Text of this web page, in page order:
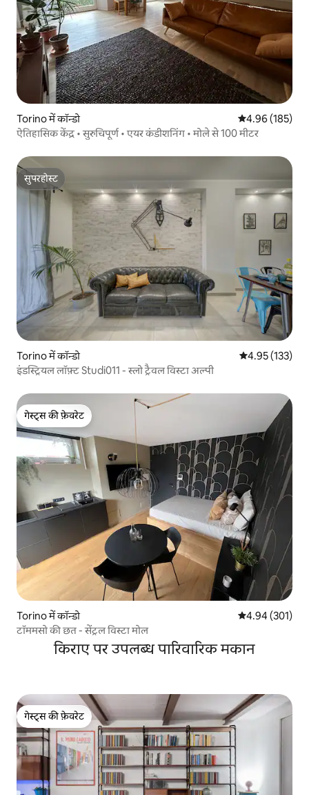
Torino में कॉन्डो औसत रेटिंग 5 में से
4.96 (185)
ऐतिहासिक केंद्र • सुरुचिपूर्ण • एयर कंडीशनिंग • मोले से 100 मीटर
सुपरहोस्ट
सुपरहोस्ट
Torino में कॉन्डो औसत रेटिंग 5 में से
4.95 (133)
इंडस्ट्रियल लॉफ़्ट Studi011 - स्लो ट्रैवल विस्टा अल्पी
गेस्ट्स की फ़ेवरेट
गेस्ट्स की फ़ेवरेट
Torino में कॉन्डो औसत रेटिंग 5 में से
4.94 (301)
टॉममसो की छत - सेंट्रल विस्टा मोल
किराए पर उपलब्ध पारिवारिक मकान
गेस्ट्स की फ़ेवरेट
गेस्ट्स की फ़ेवरेट